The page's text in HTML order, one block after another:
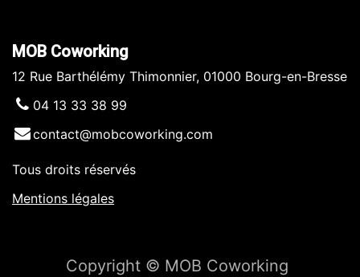
MOB Coworking
12 Rue Barthélémy Thimonnier, 01000 Bourg-en-Bresse
04 13 33 38 99
contact@mobcoworking.com
Tous droits réservés
Mentions légales
Copyright © MOB Coworking